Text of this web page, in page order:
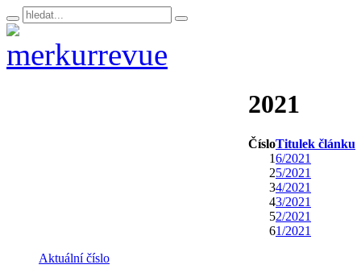
2021
ČísloTitulek článku
16/2021
25/2021
34/2021
43/2021
52/2021
61/2021
Aktuální číslo